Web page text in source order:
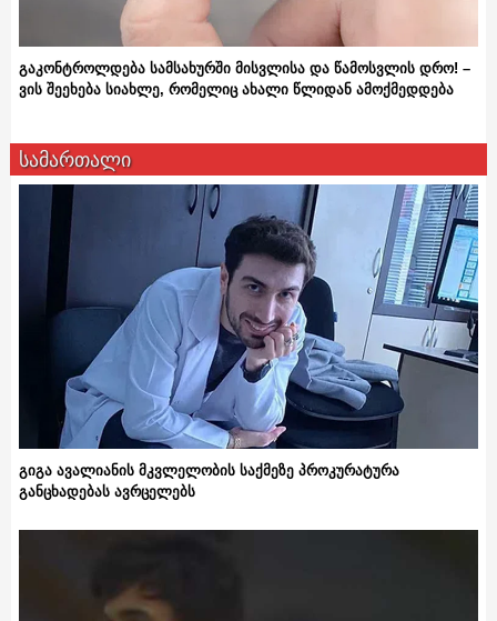
გაკონტროლდება სამსახურში მისვლისა და წამოსვლის დრო! –
ვის შეეხება სიახლე, რომელიც ახალი წლიდან ამოქმედდება
სამართალი
გიგა ავალიანის მკვლელობის საქმეზე პროკურატურა
განცხადებას ავრცელებს